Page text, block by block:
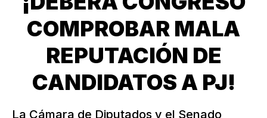
COMPROBAR MALA
REPUTACIÓN DE
CANDIDATOS A PJ!
La Cámara de Diputados y el Senado